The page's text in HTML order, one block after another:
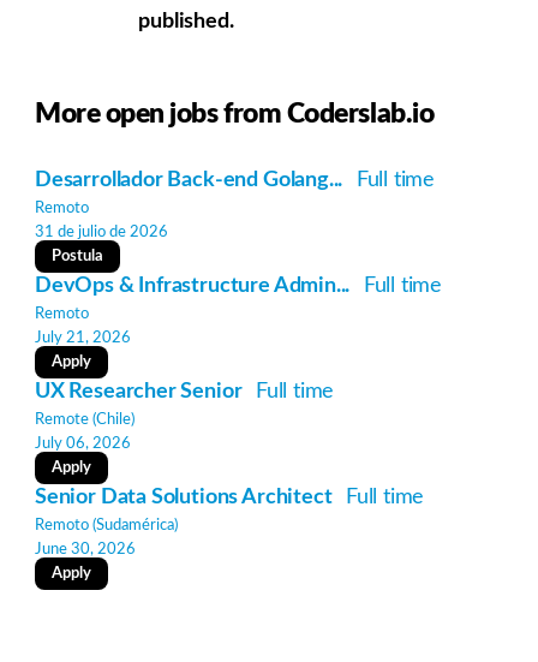
published.
More open jobs from Coderslab.io
Desarrollador Back-end Golang... Full time
Remoto
31 de julio de 2026
Postula
DevOps & Infrastructure Admin... Full time
Remoto
July 21, 2026
Apply
UX Researcher Senior Full time
Remote (Chile)
July 06, 2026
Apply
Senior Data Solutions Architect Full time
Remoto (Sudamérica)
June 30, 2026
Apply